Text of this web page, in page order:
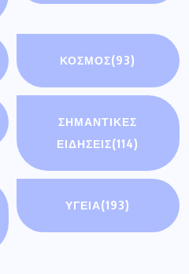
ΚΟΣΜΟΣ(93)
ΣΗΜΑΝΤΙΚΈΣ
ΕΙΔΉΣΕΙΣ(114)
ΥΓΕΙΑ(193)